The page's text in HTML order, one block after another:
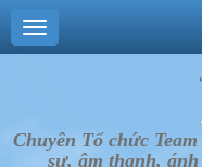
Chuyên Tổ chức
sự, âm thanh, ánh